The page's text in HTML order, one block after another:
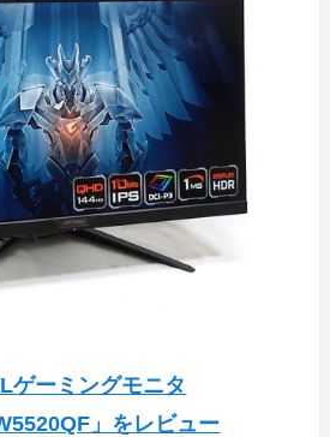
ゲーミングモニタ
」をレビュー